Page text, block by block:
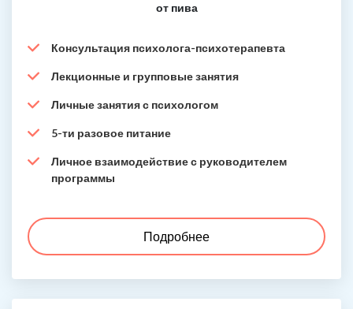
от пива
Консультация психолога-психотерапевта
Лекционные и групповые занятия
Личные занятия с психологом
5-ти разовое питание
Личное взаимодействие с руководителем
программы
Подробнее